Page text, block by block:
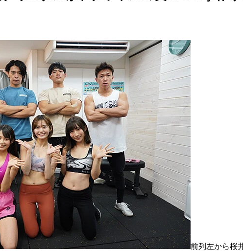
前列左から桜